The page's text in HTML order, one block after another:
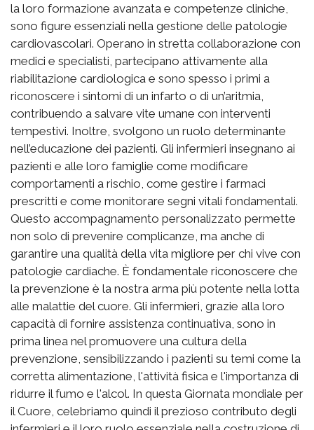
la loro formazione avanzata e competenze cliniche,
sono figure essenziali nella gestione delle patologie
cardiovascolari. Operano in stretta collaborazione con
medici e specialisti, partecipano attivamente alla
riabilitazione cardiologica e sono spesso i primi a
riconoscere i sintomi di un infarto o di un’aritmia,
contribuendo a salvare vite umane con interventi
tempestivi. Inoltre, svolgono un ruolo determinante
nell’educazione dei pazienti. Gli infermieri insegnano ai
pazienti e alle loro famiglie come modificare
comportamenti a rischio, come gestire i farmaci
prescritti e come monitorare segni vitali fondamentali.
Questo accompagnamento personalizzato permette
non solo di prevenire complicanze, ma anche di
garantire una qualità della vita migliore per chi vive con
patologie cardiache. È fondamentale riconoscere che
la prevenzione è la nostra arma più potente nella lotta
alle malattie del cuore. Gli infermieri, grazie alla loro
capacità di fornire assistenza continuativa, sono in
prima linea nel promuovere una cultura della
prevenzione, sensibilizzando i pazienti su temi come la
corretta alimentazione, l'attività fisica e l'importanza di
ridurre il fumo e l'alcol. In questa Giornata mondiale per
il Cuore, celebriamo quindi il prezioso contributo degli